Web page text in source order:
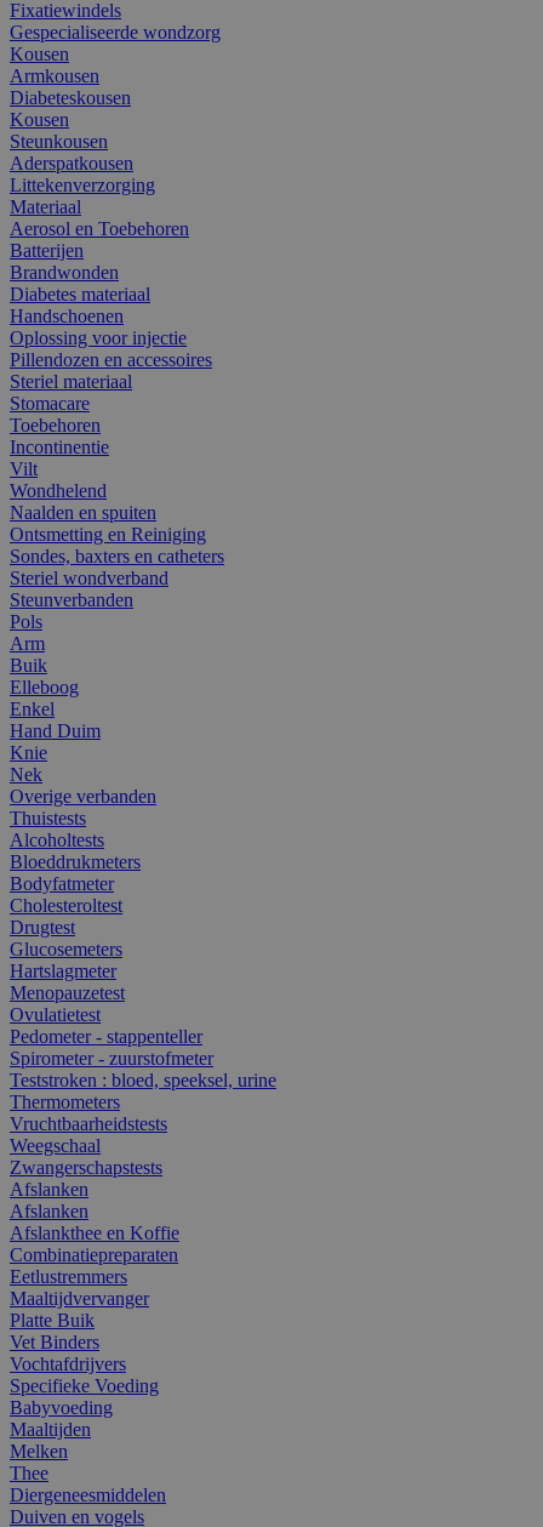
Fixatiewindels
Gespecialiseerde wondzorg
Kousen
Armkousen
Diabeteskousen
Kousen
Steunkousen
Aderspatkousen
Littekenverzorging
Materiaal
Aerosol en Toebehoren
Batterijen
Brandwonden
Diabetes materiaal
Handschoenen
Oplossing voor injectie
Pillendozen en accessoires
Steriel materiaal
Stomacare
Toebehoren
Incontinentie
Vilt
Wondhelend
Naalden en spuiten
Ontsmetting en Reiniging
Sondes, baxters en catheters
Steriel wondverband
Steunverbanden
Pols
Arm
Buik
Elleboog
Enkel
Hand Duim
Knie
Nek
Overige verbanden
Thuistests
Alcoholtests
Bloeddrukmeters
Bodyfatmeter
Cholesteroltest
Drugtest
Glucosemeters
Hartslagmeter
Menopauzetest
Ovulatietest
Pedometer - stappenteller
Spirometer - zuurstofmeter
Teststroken : bloed, speeksel, urine
Thermometers
Vruchtbaarheidstests
Weegschaal
Zwangerschapstests
Afslanken
Afslanken
Afslankthee en Koffie
Combinatiepreparaten
Eetlustremmers
Maaltijdvervanger
Platte Buik
Vet Binders
Vochtafdrijvers
Specifieke Voeding
Babyvoeding
Maaltijden
Melken
Thee
Diergeneesmiddelen
Duiven en vogels